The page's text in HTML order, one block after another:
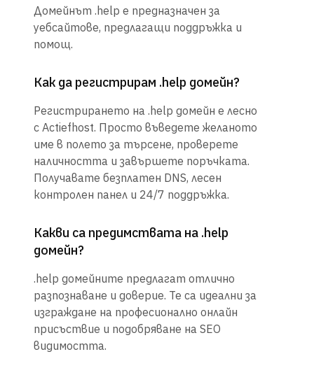
Домейнът .help е предназначен за
уебсайтове, предлагащи поддръжка и
помощ.
Как да регистрирам .help домейн?
Регистрирането на .help домейн е лесно
с Actiefhost. Просто въведете желаното
име в полето за търсене, проверете
наличността и завършете поръчката.
Получавате безплатен DNS, лесен
контролен панел и 24/7 поддръжка.
Какви са предимствата на .help
домейн?
.help домейните предлагат отлично
разпознаване и доверие. Те са идеални за
изграждане на професионално онлайн
присъствие и подобряване на SEO
видимостта.